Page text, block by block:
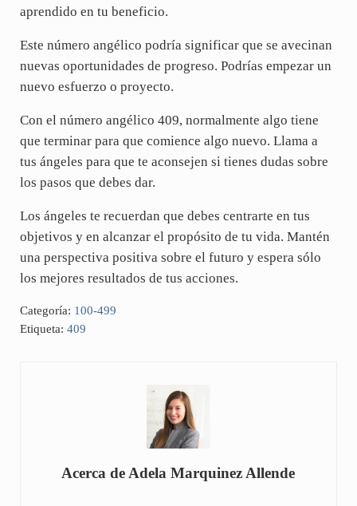
aprendido en tu beneficio.
Este número angélico podría significar que se avecinan
nuevas oportunidades de progreso. Podrías empezar un
nuevo esfuerzo o proyecto.
Con el número angélico 409, normalmente algo tiene
que terminar para que comience algo nuevo. Llama a
tus ángeles para que te aconsejen si tienes dudas sobre
los pasos que debes dar.
Los ángeles te recuerdan que debes centrarte en tus
objetivos y en alcanzar el propósito de tu vida. Mantén
una perspectiva positiva sobre el futuro y espera sólo
los mejores resultados de tus acciones.
Categoría: 100-499
Etiqueta: 409
Acerca deAdela Marquinez Allende